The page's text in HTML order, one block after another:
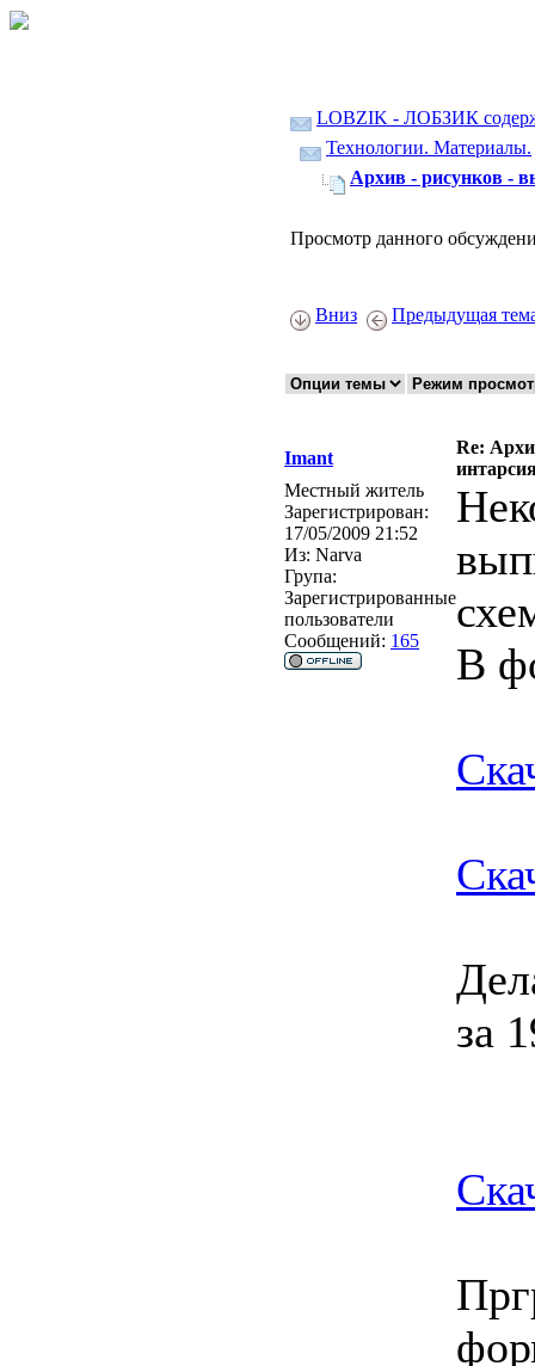
LOBZIK - ЛОБЗИК
Технологии. Материалы.
Архив - рисунков -
Просмотр данного
Вниз Предыдущая
Imant
Re:
Местный житель
Зарегистрирован:
17/05/2009 21:52
Из: Narva
Група:
Зарегистрированные
пользователи
Сообщений: 165
В
за